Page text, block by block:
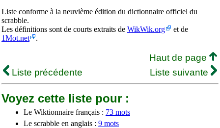
Liste conforme à la neuvième édition du dictionnaire officiel du
scrabble.
Les définitions sont de courts extraits de WikWik.org
et de
1Mot.net
.
Haut de page
Liste précédente
Liste suivante
Voyez cette liste pour :
Le Wiktionnaire français : 73 mots
Le scrabble en anglais : 9 mots